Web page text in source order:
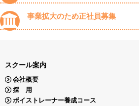
事業拡大のため正社員募集
スクール案内
会社概要
採 用
ボイストレーナー養成コース